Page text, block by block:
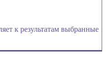
к результатам выбранные